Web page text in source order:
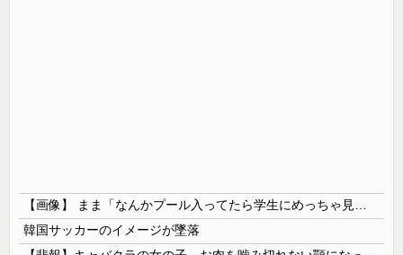
韓国サッカーのイメージが墜落